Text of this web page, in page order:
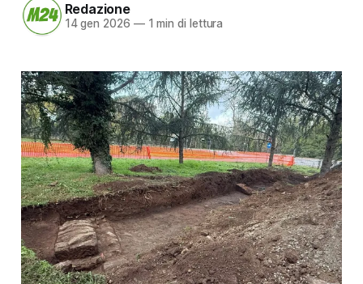
Redazione
14 gen 2026 —1 min di lettura